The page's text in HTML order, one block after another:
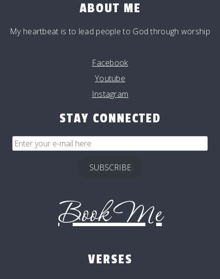
ABOUT ME
My heartbeat is to lead people to God through worship
Facebook
Youtube
Instagram
STAY CONNECTED
Enter
your
SUBSCRIBE
Book Me
VERSES